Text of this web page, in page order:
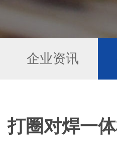
企业资讯
打圈对焊一